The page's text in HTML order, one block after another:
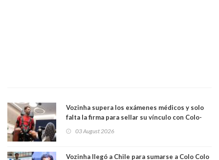
Vozinha supera los exámenes médicos y solo
falta la firma para sellar su vínculo con Colo-
03 August 2026
Vozinha llegó a Chile para sumarse a Colo Colo